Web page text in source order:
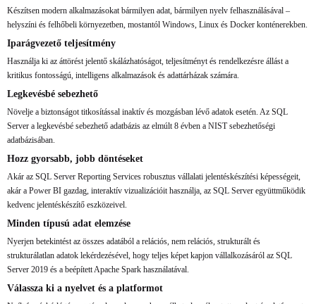
Készítsen modern alkalmazásokat bármilyen adat, bármilyen nyelv felhasználásával –
helyszíni és felhőbeli környezetben, mostantól Windows, Linux és Docker konténerekben.
Iparágvezető teljesítmény
Használja ki az áttörést jelentő skálázhatóságot, teljesítményt és rendelkezésre állást a
kritikus fontosságú, intelligens alkalmazások és adattárházak számára.
Legkevésbé sebezhető
Növelje a biztonságot titkosítással inaktív és mozgásban lévő adatok esetén. Az SQL
Server a legkevésbé sebezhető adatbázis az elmúlt 8 évben a NIST sebezhetőségi
adatbázisában.
Hozz gyorsabb, jobb döntéseket
Akár az SQL Server Reporting Services robusztus vállalati jelentéskészítési képességeit,
akár a Power BI gazdag, interaktív vizualizációit használja, az SQL Server együttműködik
kedvenc jelentéskészítő eszközeivel.
Minden típusú adat elemzése
Nyerjen betekintést az összes adatából a relációs, nem relációs, strukturált és
strukturálatlan adatok lekérdezésével, hogy teljes képet kapjon vállalkozásáról az SQL
Server 2019 és a beépített Apache Spark használatával.
Válassza ki a nyelvet és a platformot